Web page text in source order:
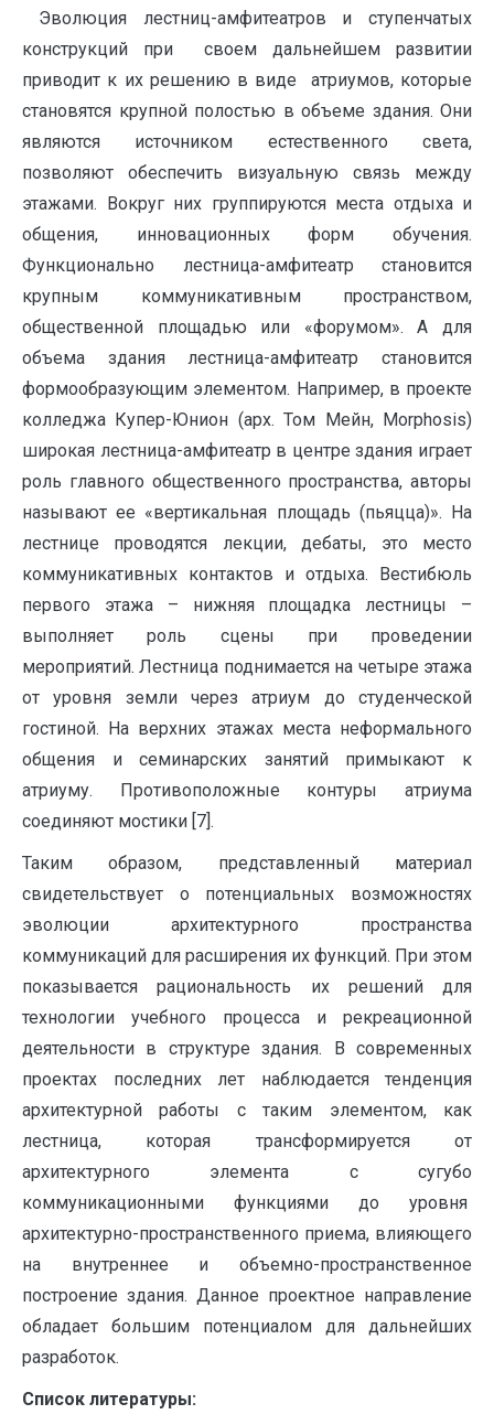
Эволюция лестниц-амфитеатров и ступенчатых
конструкций при своем дальнейшем развитии
приводит к их решению в виде атриумов, которые
становятся крупной полостью в объеме здания. Они
являются источником естественного света,
позволяют обеспечить визуальную связь между
этажами. Вокруг них группируются места отдыха и
общения, инновационных форм обучения.
Функционально лестница-амфитеатр становится
крупным коммуникативным пространством,
общественной площадью или «форумом». А для
объема здания лестница-амфитеатр становится
формообразующим элементом. Например, в проекте
колледжа Купер-Юнион (арх. Том Мейн, Morphosis)
широкая лестница-амфитеатр в центре здания играет
роль главного общественного пространства, авторы
называют ее «вертикальная площадь (пьяцца)». На
лестнице проводятся лекции, дебаты, это место
коммуникативных контактов и отдыха. Вестибюль
первого этажа – нижняя площадка лестницы –
выполняет роль сцены при проведении
мероприятий. Лестница поднимается на четыре этажа
от уровня земли через атриум до студенческой
гостиной. На верхних этажах места неформального
общения и семинарских занятий примыкают к
атриуму. Противоположные контуры атриума
соединяют мостики [7].
Таким образом, представленный материал
свидетельствует о потенциальных возможностях
эволюции архитектурного пространства
коммуникаций для расширения их функций. При этом
показывается рациональность их решений для
технологии учебного процесса и рекреационной
деятельности в структуре здания. В современных
проектах последних лет наблюдается тенденция
архитектурной работы с таким элементом, как
лестница, которая трансформируется от
архитектурного элемента с сугубо
коммуникационными функциями до уровня
архитектурно-пространственного приема, влияющего
на внутреннее и объемно-пространственное
построение здания. Данное проектное направление
обладает большим потенциалом для дальнейших
разработок.
Список литературы: